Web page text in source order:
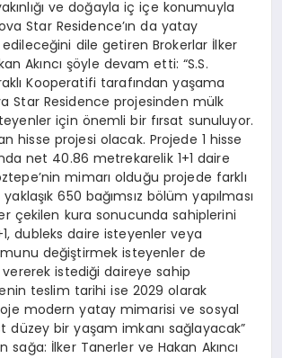
ve doğayla iç içe konumuyla
Star Residence’ın da yatay
dile getiren Brokerlar İlker
Akıncı şöyle devam etti: “S.S.
Kooperatifi tarafından yaşama
Star Residence projesinden mülk
için önemli bir fırsat sunuluyor.
hisse projesi olacak. Projede 1 hisse
net 40.86 metrekarelik 1+1 daire
mimarı olduğu projede farklı
650 bağımsız bölüm yapılması
çekilen kura sonucunda sahiplerini
dubleks daire isteyenler veya
değiştirmek isteyenler de
vererek istediği daireye sahip
teslim tarihi ise 2029 olarak
modern yatay mimarisi ve sosyal
düzey bir yaşam imkanı sağlayacak”
sağa: İlker Tanerler ve Hakan Akıncı